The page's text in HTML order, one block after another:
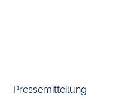
Pressemitteilung